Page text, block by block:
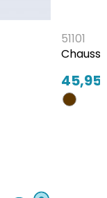
51101
45,95